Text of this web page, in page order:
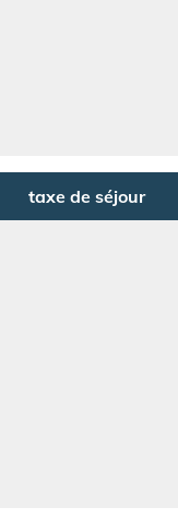
taxe de séjour